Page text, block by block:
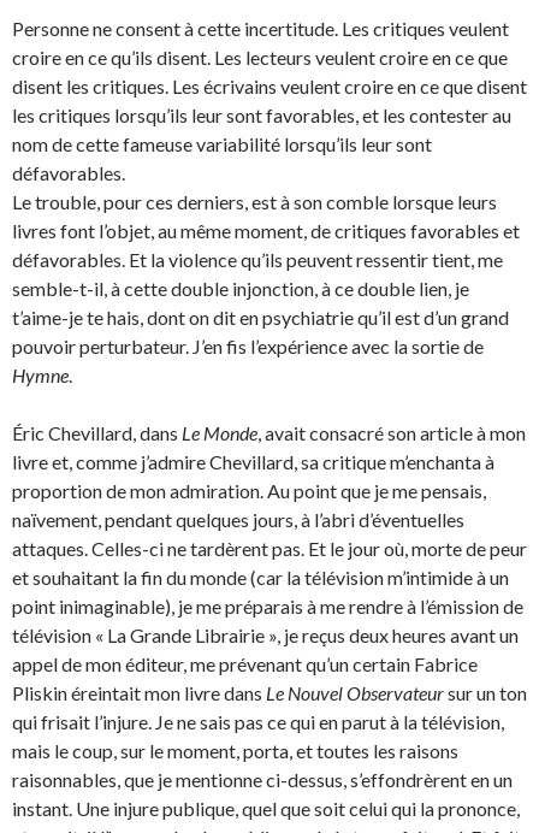
Personne ne consent à cette incertitude. Les critiques veulent
croire en ce qu’ils disent. Les lecteurs veulent croire en ce que
disent les critiques. Les écrivains veulent croire en ce que disent
les critiques lorsqu’ils leur sont favorables, et les contester au
nom de cette fameuse variabilité lorsqu’ils leur sont
défavorables.
Le trouble, pour ces derniers, est à son comble lorsque leurs
livres font l’objet, au même moment, de critiques favorables et
défavorables. Et la violence qu’ils peuvent ressentir tient, me
semble-t-il, à cette double injonction, à ce double lien, je
t’aime-je te hais, dont on dit en psychiatrie qu’il est d’un grand
pouvoir perturbateur. J’en fis l’expérience avec la sortie de
Hymne.
Éric Chevillard, dans Le Monde, avait consacré son article à mon
livre et, comme j’admire Chevillard, sa critique m’enchanta à
proportion de mon admiration. Au point que je me pensais,
naïvement, pendant quelques jours, à l’abri d’éventuelles
attaques. Celles-ci ne tardèrent pas. Et le jour où, morte de peur
et souhaitant la fin du monde (car la télévision m’intimide à un
point inimaginable), je me préparais à me rendre à l’émission de
télévision « La Grande Librairie », je reçus deux heures avant un
appel de mon éditeur, me prévenant qu’un certain Fabrice
Pliskin éreintait mon livre dans Le Nouvel Observateursur un ton
qui frisait l’injure. Je ne sais pas ce qui en parut à la télévision,
mais le coup, sur le moment, porta, et toutes les raisons
raisonnables, que je mentionne ci-dessus, s’effondrèrent en un
instant. Une injure publique, quel que soit celui qui la prononce,